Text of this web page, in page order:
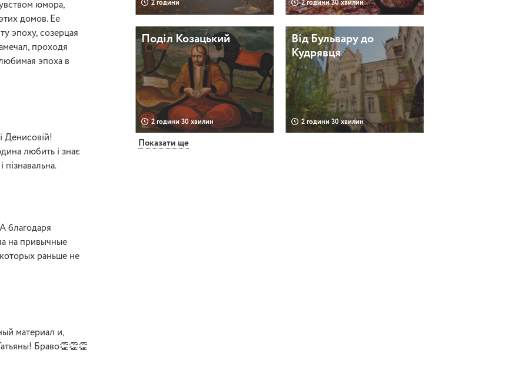
юмора,
домов. Ее
эпоху, созерцая
проходя
эпоха в
Денисовій!
любить і знає
пізнавальна.
благодаря
на привычные
раньше не
материал и,
Браво👏👏👏
2 години 2 години 30 хвилин
Поділ Козацький
2 години 30 хвилин
Від Бульвару до
Кудрявця
2 години 30 хвилин
Показати ще